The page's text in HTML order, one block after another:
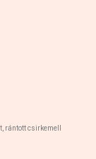
rántott csirkemell